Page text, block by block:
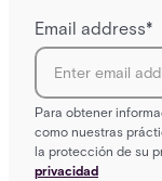
Email address*
Para obtener
como nuestras
la protección de su
privacidad